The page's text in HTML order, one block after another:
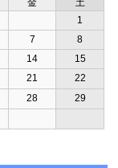
金
土
1
7
8
14
15
21
22
28
29